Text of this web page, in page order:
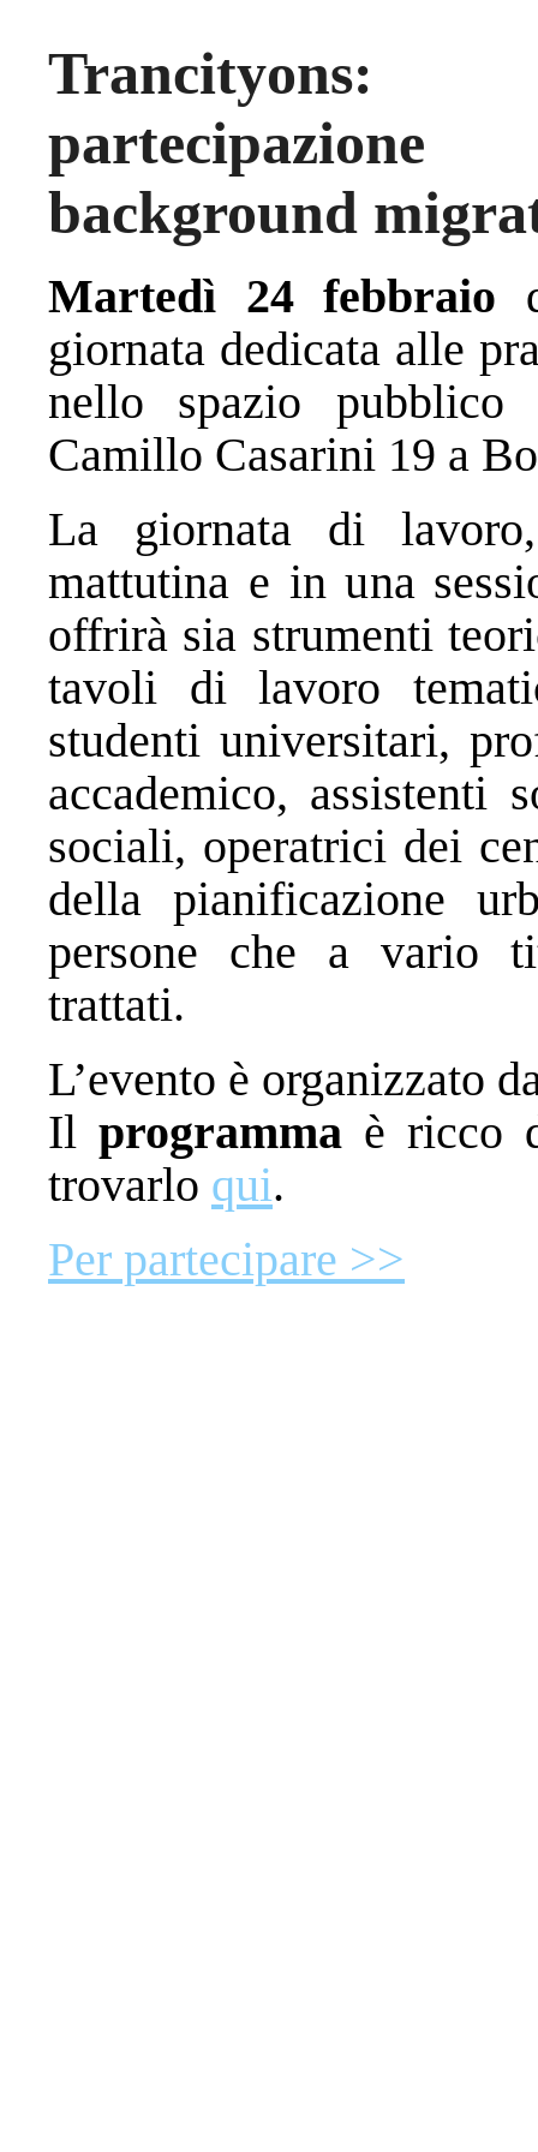
Trancityons:
background
Martedì 24 febbraio
giornata dedicata alle
nello spazio
Camillo Casarini 19 a
La giornata di
mattutina e in una
offrirà sia strumenti
tavoli di lavoro
studenti universitari,
accademico, assistenti
sociali, operatrici dei
della pianificazione
persone che a vario
trattati.
L’evento è organizzato
Il programmaè ricco
trovarlo qui.
Per partecipare >>